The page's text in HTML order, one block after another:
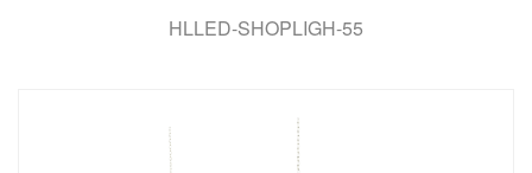
HLLED-SHOPLIGH-55